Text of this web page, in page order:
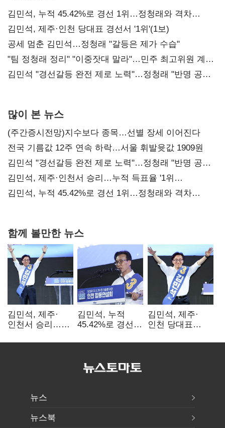
김민석, 누적 45.42%로 경선 1위…정청래와 격차
0.86%p(2보)
김민석, 제주·인천 당대표 경선서 '1위'(1보)
공세 멈춘 김민석…정청래 "갈등은 제가 수습"
"팀 정청래 정리" "이중잣대 말라"…민주 최고위원 계파
다툼 격화
김민석 "경선갈등 완전 제로 노력"…정청래 "반명 공세
많이 본 뉴스
(주간증시전망)지수보다 종목…선별 장세 이어진다
전국 기름값 12주 연속 하락…서울 휘발윳값 1909원
김민석 "경선갈등 완전 제로 노력"…정청래 "반명 공세
사과부터"
김민석, 제주·인천서 승리…누적 득표율 '1위
탈환'(종합)
김민석, 누적 45.42%로 경선 1위…정청래와 격차
함께 볼만한 뉴스
김민석, 제주·
인천서 승리…
탈환'(종합)
김민석, 누적
45.42%로 경선
격차
김민석, 제주·
인천 당대표
뉴스
뉴스북